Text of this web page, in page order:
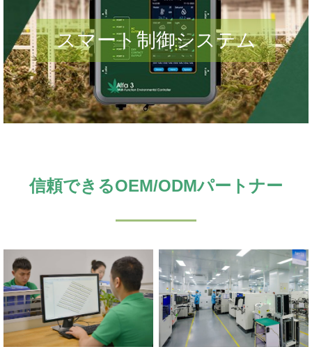
スマート制御システム
信頼できるOEM/ODMパートナー